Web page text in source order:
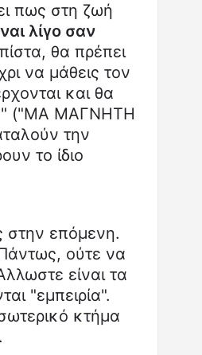
πως στη ζωή
λίγο σαν
θα πρέπει
να μάθεις τον
και θα
("ΜΑ ΜΑΓΝΗΤΗ
την
το ίδιο
στην επόμενη.
ούτε να
είναι τα
"εμπειρία".
κτήμα